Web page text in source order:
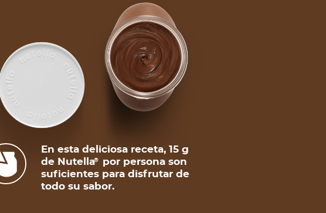
En esta deliciosa receta, 15 g
de Nutella®
por persona son
suficientes para disfrutar de
todo su sabor.